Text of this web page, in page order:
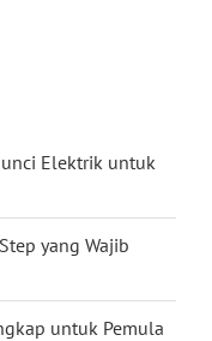
Elektrik untuk
yang Wajib
untuk Pemula